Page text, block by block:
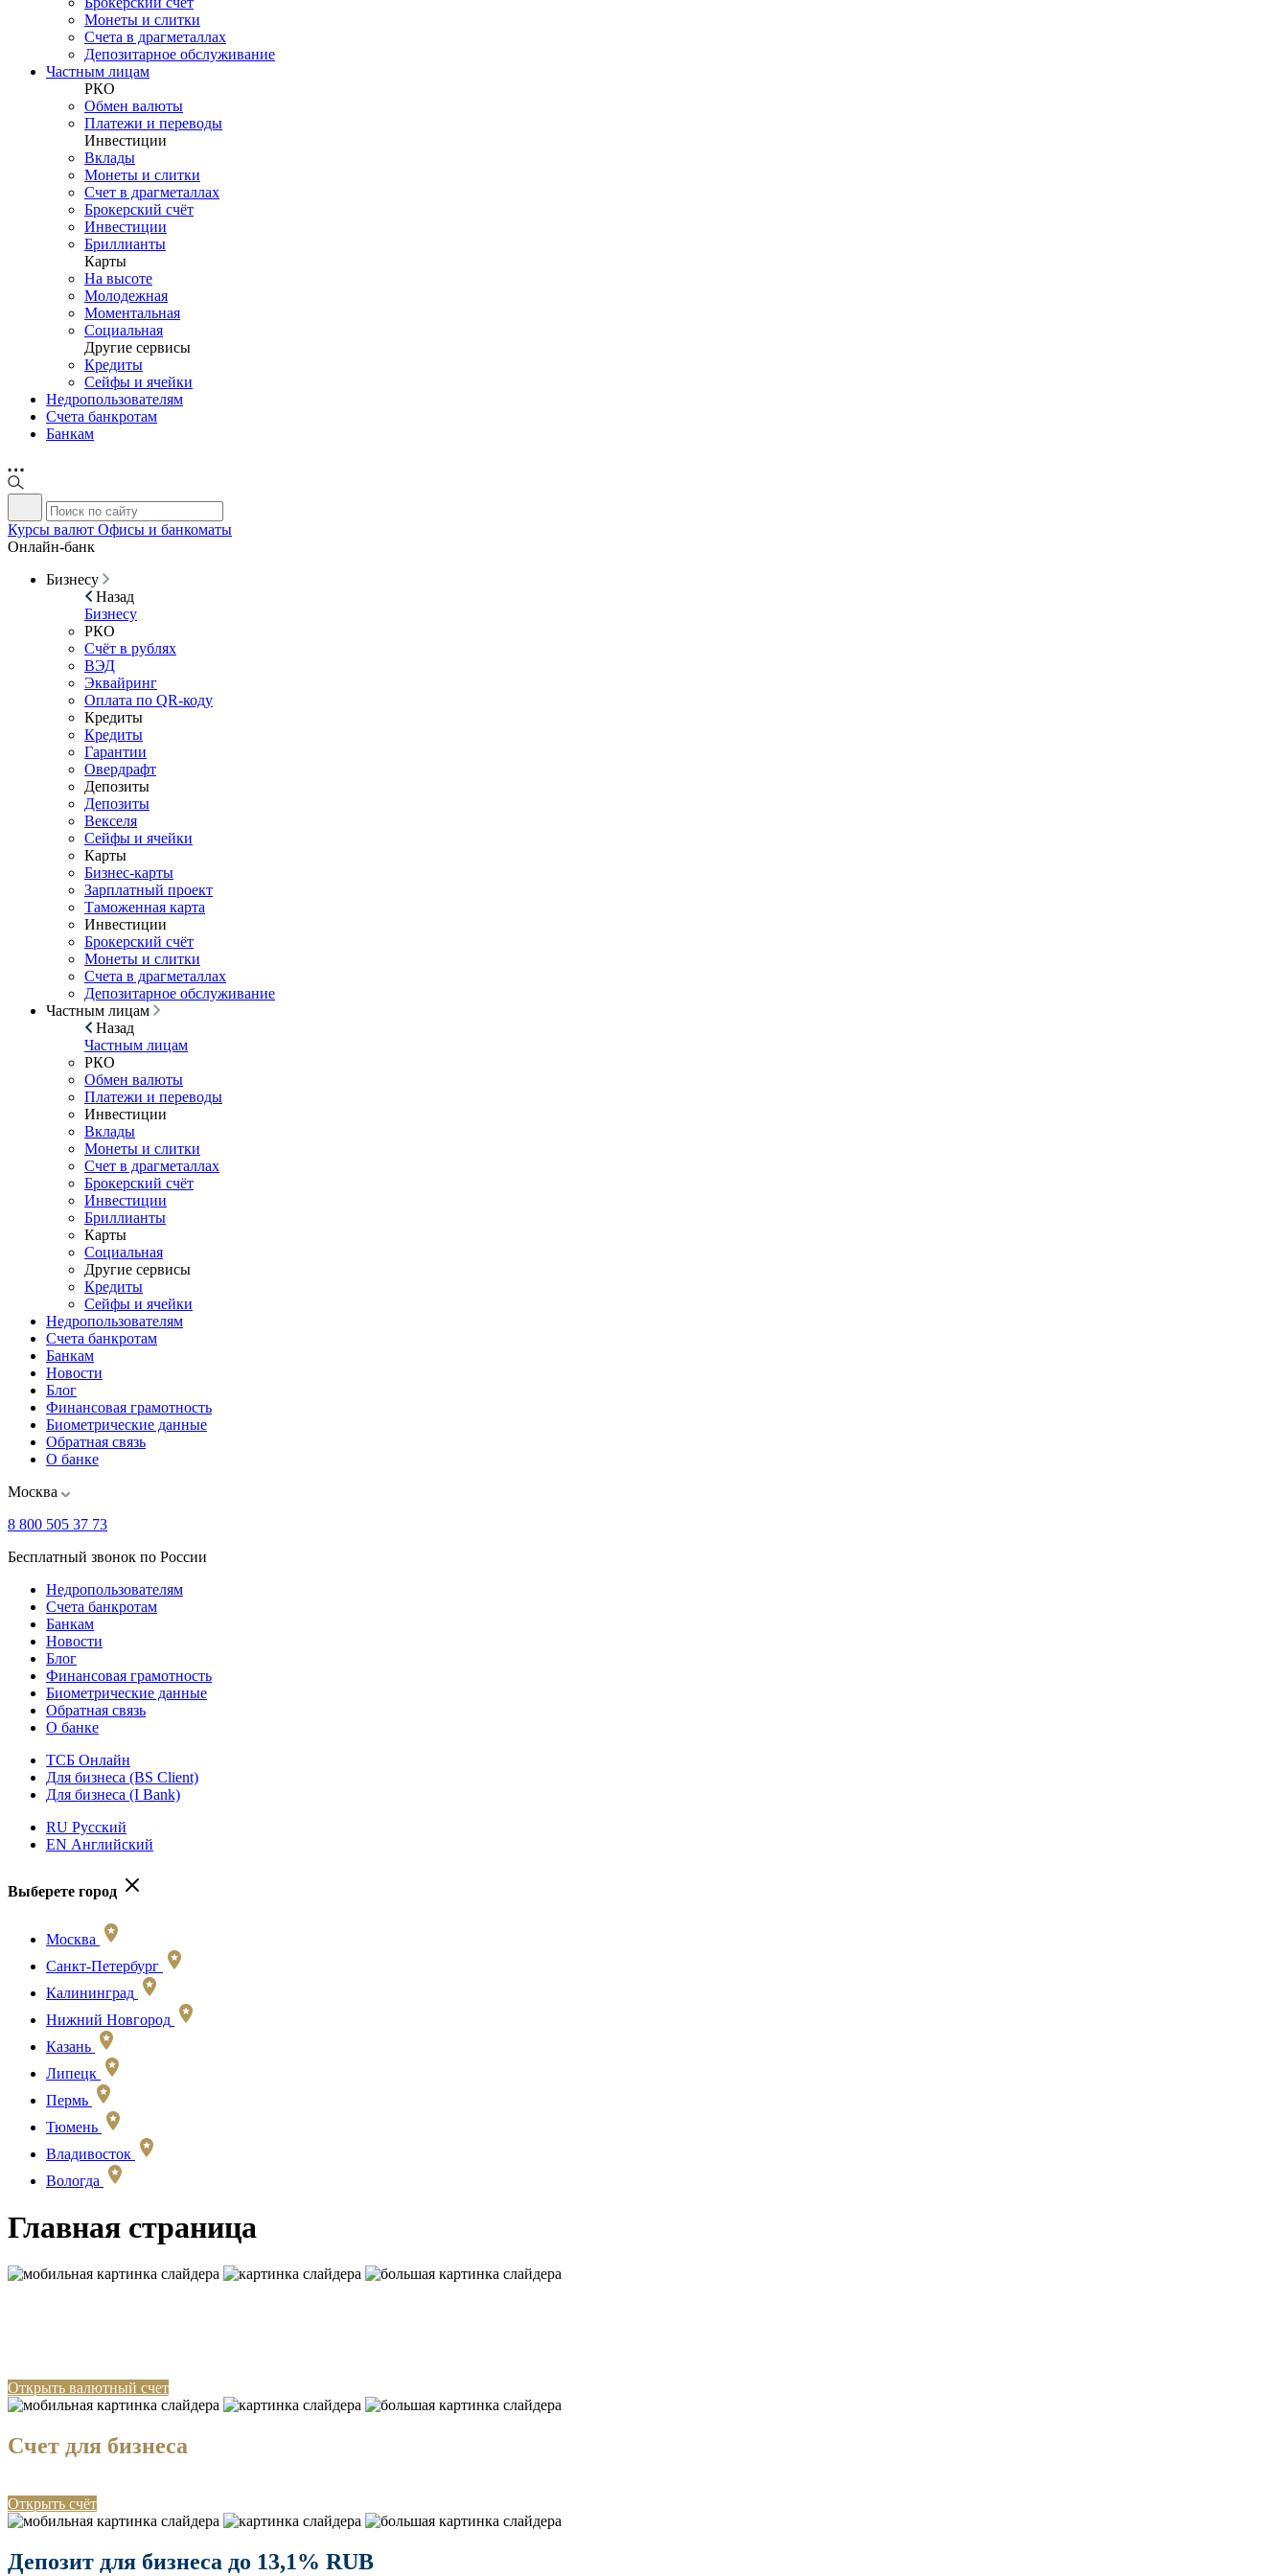
Монеты и слитки
Счета в драгметаллах
Депозитарное обслуживание
Частным лицам
РКО
Обмен валюты
Платежи и переводы
Инвестиции
Вклады
Монеты и слитки
Счет в драгметаллах
Брокерский счёт
Инвестиции
Бриллианты
Карты
На высоте
Молодежная
Моментальная
Социальная
Другие сервисы
Кредиты
Сейфы и ячейки
Недропользователям
Счета банкротам
Банкам
Курсы валют Офисы и банкоматы
Онлайн-банк
Бизнесу
Назад
Бизнесу
РКО
Счёт в рублях
ВЭД
Эквайринг
Оплата по QR-коду
Кредиты
Кредиты
Гарантии
Овердрафт
Депозиты
Депозиты
Векселя
Сейфы и ячейки
Карты
Бизнес-карты
Зарплатный проект
Таможенная карта
Инвестиции
Брокерский счёт
Монеты и слитки
Счета в драгметаллах
Депозитарное обслуживание
Частным лицам
Назад
Частным лицам
РКО
Обмен валюты
Платежи и переводы
Инвестиции
Вклады
Монеты и слитки
Счет в драгметаллах
Брокерский счёт
Инвестиции
Бриллианты
Карты
Социальная
Другие сервисы
Кредиты
Сейфы и ячейки
Недропользователям
Счета банкротам
Банкам
Новости
Блог
Финансовая грамотность
Биометрические данные
Обратная связь
О банке
Москва
8 800 505 37 73
Бесплатный звонок по России
Недропользователям
Счета банкротам
Банкам
Новости
Блог
Финансовая грамотность
Биометрические данные
Обратная связь
О банке
ТСБ Онлайн
Для бизнеса (BS Client)
Для бизнеса (I Bank)
RU Русский
EN Английский
Выберете город
Москва
Санкт-Петербург
Калининград
Нижний Новгород
Казань
Липецк
Пермь
Тюмень
Владивосток
Вологда
Главная страница
Открыть валютный счет
Счет для бизнеса
Открыть счёт
Депозит для бизнеса до 13,1% RUB